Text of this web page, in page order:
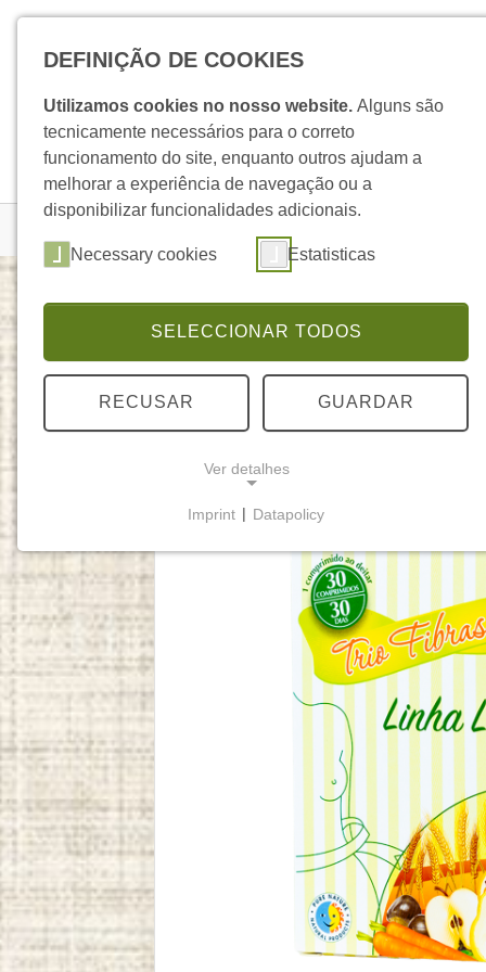
Skip to main navigation
Skip to main content
Skip to page footer
You are here:
Linha Leve Trio Fibras
LINHALEVE
DEFINIÇÃO DE COOKIES
Utilizamos cookies no nosso website. Alguns são
tecnicamente necessários para o correto
funcionamento do site, enquanto outros ajudam a
melhorar a experiência de navegação ou a
disponibilizar funcionalidades adicionais.
Necessary cookies Estatisticas
SELECCIONAR TODOS
RECUSAR GUARDAR
Ver detalhes
Cookies necessários
permitem funcionalidades
básicas e são essenciais para o funcionamento
adequado do website.
Cookie Consent
cookie_consent
Este cookie armazena as opções
de consentimento selecionadas
pelo utilizador.
Cookie
duration:
1 year
Imprint | Datapolicy